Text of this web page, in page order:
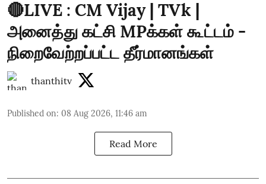
🔴LIVE : CM Vijay | TVk |
அனைத்து கட்சி MPக்கள் கூட்டம் -
நிறைவேற்றப்பட்ட தீர்மானங்கள்
thanthitv
Published on: 08 Aug 2026, 11:46 am
Read More